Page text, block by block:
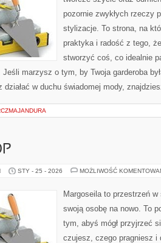
pozornie zwykłych rzeczy
stylizacje. To strona, na
praktyka i radość z tego,
stworzyć coś, co idealnie
marzysz o tym, by Twoja garderoba
działać w duchu świadomej mody,
STY - 25 - 2026 MOŻLIWOŚĆ
Margoseila to przestrzeń
swoją osobę na nowo. To
tym, abyś mógł przyjrzeć
czujesz, czego pragniesz